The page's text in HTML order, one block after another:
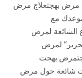
بهجتعلاج مرض
مع
الشائعة لمرض
لمرض
مرض بهجت
شائعة حول مرض